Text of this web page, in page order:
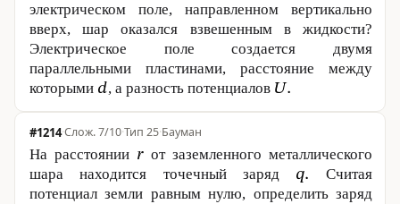
электрическом поле, направленном вертикально
вверх, шар оказался взвешенным в жидкости?
Электрическое поле создается двумя
параллельными пластинами, расстояние между
которыми
, а разность потенциалов
#1214· 7/10·Тип 25·Бауман
На расстоянии
от заземленного металлического
шара находится точечный заряд
Считая
потенциал земли равным нулю, определить заряд